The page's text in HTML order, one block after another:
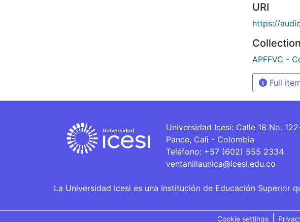
URI
https://
APFFVC -
Full
Universidad Icesi: Calle 18 No.
Pance, Cali - Colombia
Teléfono: +57 (602) 555 2334
ventanillaunica@icesi.edu.co
La Universidad Icesi es una Institución de Educación Superior
Cookie settings